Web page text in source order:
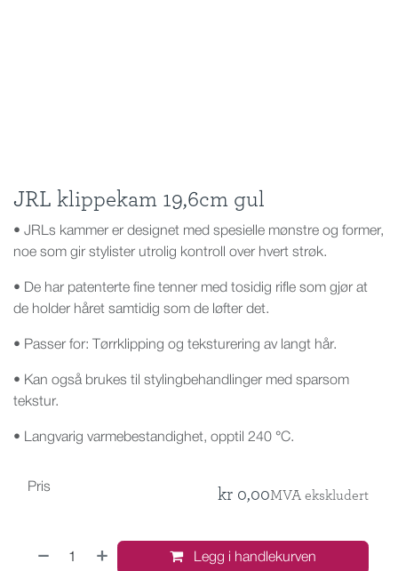
JRL klippekam 19,6cm gul
• JRLs kammer er designet med spesielle mønstre og former,
noe som gir stylister utrolig kontroll over hvert strøk.
• De har patenterte fine tenner med tosidig rifle som gjør at
de holder håret samtidig som de løfter det.
• Passer for: Tørrklipping og teksturering av langt hår.
• Kan også brukes til stylingbehandlinger med sparsom
tekstur.
• Langvarig varmebestandighet, opptil 240 °C.
Legg i handlekurven
Pris kr 0,00MVA ekskludert